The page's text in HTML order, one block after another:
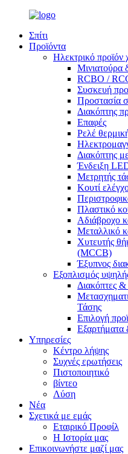
Σπίτι
Προϊόντα
Ηλεκτρικό προϊόν
Μινιατούρα
RCBO /
Συσκευή
Προστασία
Διακόπτης
Επαφές
Ρελέ
Διακόπτης
Ένδειξη
Μετρητής
Κουτί
Πλαστικό
Αδιάβροχο
Μεταλλικό
Χυτευτής
(MCCB)
Έξυπνος
Εξοπλισμός
Διακόπτες
Τάσης
Επιλογή
Εξαρτήματα
Υπηρεσίες
Κέντρο λήψης
Συχνές ερωτήσεις
Πιστοποιητικό
βίντεο
Λύση
Νέα
Σχετικά με εμάς
Εταιρικό Προφίλ
Η Ιστορία μας
Επικοινωνήστε μαζί μας